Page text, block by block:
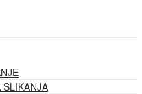
SLIKANJA